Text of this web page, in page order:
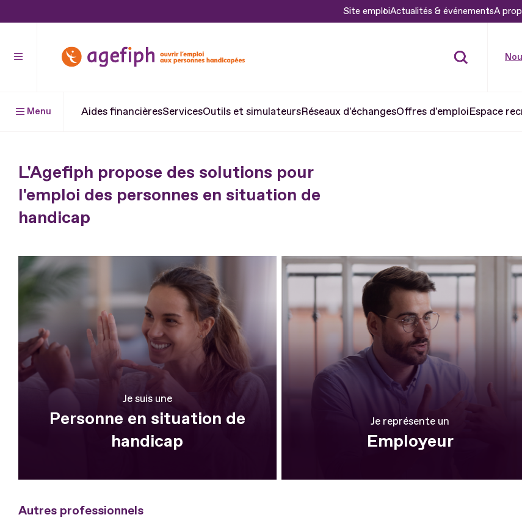
contenu
Site emploiActualités & événementsA
Menu Aides financièresServicesOutils et simulateursRéseaux d'échangesOffres d'emploiEspace
L'Agefiph propose des solutions pour
l'emploi des personnes en situation de
handicap
Je suis une
Personne en situation de
handicap
Je représente un
Employeur
Autres professionnels